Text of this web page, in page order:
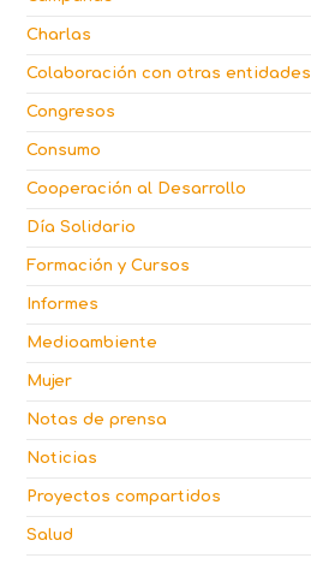
Charlas
Colaboración con otras entidades
Congresos
Consumo
Cooperación al Desarrollo
Día Solidario
Formación y Cursos
Informes
Medioambiente
Mujer
Notas de prensa
Noticias
Proyectos compartidos
Salud